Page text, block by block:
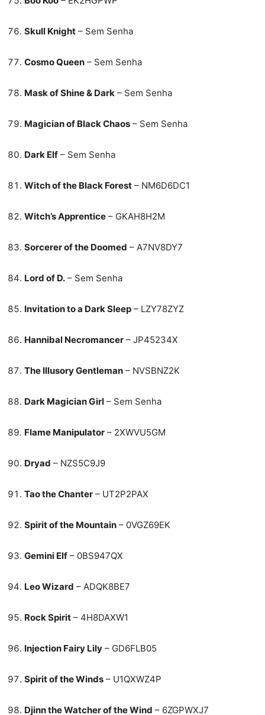
Skull Knight – Sem Senha
Cosmo Queen – Sem Senha
Mask of Shine & Dark – Sem Senha
Magician of Black Chaos – Sem Senha
Dark Elf – Sem Senha
Witch of the Black Forest – NM6D6DC1
Witch’s Apprentice – GKAH8H2M
Sorcerer of the Doomed – A7NV8DY7
Lord of D. – Sem Senha
Invitation to a Dark Sleep – LZY78ZYZ
Hannibal Necromancer – JP45234X
The Illusory Gentleman – NVSBNZ2K
Dark Magician Girl – Sem Senha
Flame Manipulator – 2XWVU5GM
Dryad – NZS5C9J9
Tao the Chanter – UT2P2PAX
Spirit of the Mountain – 0VGZ69EK
Gemini Elf – 0BS947QX
Leo Wizard – ADQK8BE7
Rock Spirit – 4H8DAXW1
Injection Fairy Lily – GD6FLB05
Spirit of the Winds – U1QXWZ4P
Djinn the Watcher of the Wind – 6ZGPWXJ7